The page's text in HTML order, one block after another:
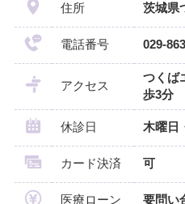
住所 茨城県
電話番号 029-
アクセス
つくば
歩3分
休診日 木曜日
カード決済 可
医療ローン 要問い